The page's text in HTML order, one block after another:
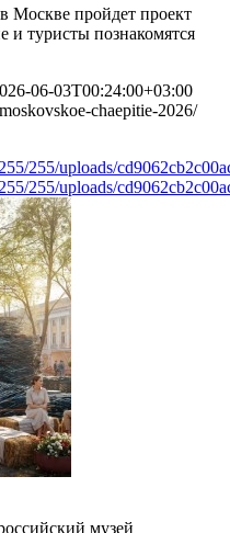
Москве пройдет проект
и туристы познакомятся
06-03T00:24:00+03:00
chaepitie-2026/
255/uploads/
255/uploads/
музей